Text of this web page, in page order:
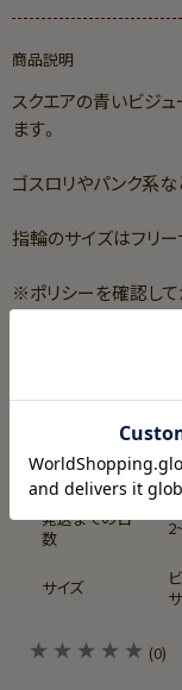
商品説明
スクエアの青いビジ
ます。
ゴスロリやパンク系
指輪のサイズはフリ
※ポリシーを確認して
発送までの日数・サ
発送までの日
数
サイズ
(0)